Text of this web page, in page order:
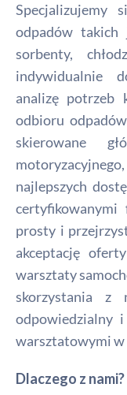
Specjalizujemy
odpadów takich
sorbenty,
indywidualnie
analizę potrzeb
odbioru
skierowane
najlepszych
certyfikowanymi
prosty i
akceptację
warsztaty
skorzystania z
odpowiedzialny i
warsztatowymi
Dlaczego z nami?